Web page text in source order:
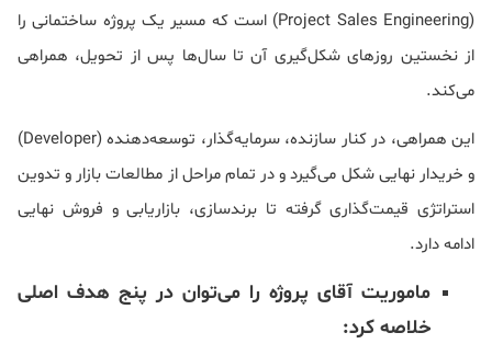
(Project Sales Engineering) است که مسیر یک پروژه ساختمانی را
از نخستین روزهای شکل‌گیری آن تا سال‌ها پس از تحویل، همراهی
می‌کند.
این همراهی، در کنار سازنده، سرمایه‌گذار، توسعه‌دهنده (Developer)
و خریدار نهایی شکل می‌گیرد و در تمام مراحل از مطالعات بازار و تدوین
استراتژی قیمت‌گذاری گرفته تا برندسازی، بازاریابی و فروش نهایی
ادامه دارد.
ماموریت آقای پروژه را می‌توان در پنج هدف اصلی
خلاصه کرد: